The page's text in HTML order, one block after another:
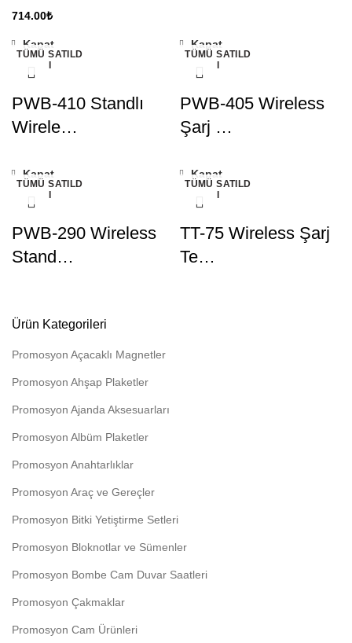
Ürün Kategorileri
Promosyon Açacaklı Magnetler
Promosyon Ahşap Plaketler
Promosyon Ajanda Aksesuarları
Promosyon Albüm Plaketler
Promosyon Anahtarlıklar
Promosyon Araç ve Gereçler
Promosyon Bitki Yetiştirme Setleri
Promosyon Bloknotlar ve Sümenler
Promosyon Bombe Cam Duvar Saatleri
Promosyon Çakmaklar
Promosyon Cam Ürünleri
714.00₺
TÜMÜ SATILD
Kapat
PWB-410 Standlı
Wirele…
TÜMÜ SATILD
Kapat
PWB-405 Wireless
Şarj …
TÜMÜ SATILD
Kapat
PWB-290 Wireless
Stand…
TÜMÜ SATILD
Kapat
TT-75 Wireless Şarj
Te…